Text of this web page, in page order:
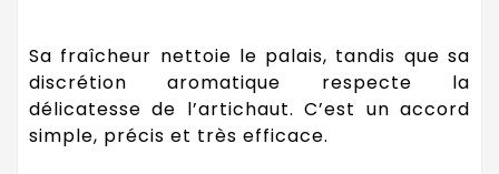
Sa fraîcheur nettoie le palais, tandis que sa
discrétion aromatique respecte la
délicatesse de l’artichaut. C’est un accord
simple, précis et très efficace.